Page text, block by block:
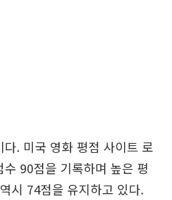
. 미국 영화 평점 사이트 로
90점을 기록하며 높은 평
시 74점을 유지하고 있다.